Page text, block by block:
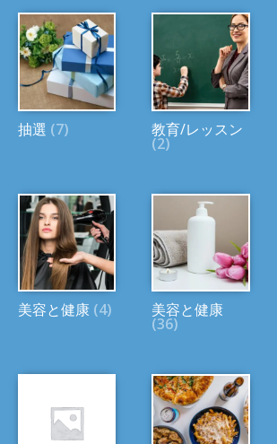
抽選 (7) 教育/レッスン
(2)
美容と健康 (4) 美容と健康
(36)